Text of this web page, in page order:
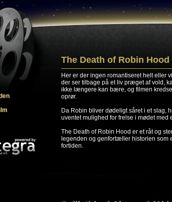
The Death of Robin Hood
Her er der ingen romantiseret helt eller
der ser tilbage på et liv præget af vold,
ikke længere kan bære, og filmen
oprør.
Da Robin bliver dødeligt såret i et slag,
uventet mulighed for frelse i mødet med
The Death of Robin Hood er et råt og
legenden og genfortæller historien som
fortiden.